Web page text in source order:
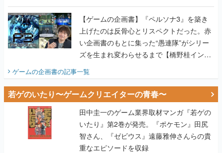
い企画書のもとに集った“愚連隊”がシリー
ズを生まれ変わらせるまで【橋野桂インタ
ビュー】
ゲームの企画書の記事一覧
若ゲのいたり〜ゲームクリエイターの青春〜
田中圭一のゲーム業界取材マンガ『若ゲの
いたり』第2巻が発売。『ポケモン』田尻
智さん、『ゼビウス』遠藤雅伸さんらの貴
重なエピソードを収録
【田中圭一連載：アイマス/ガンダム 戦場
の絆 編】わがままな王様のわがままなニー